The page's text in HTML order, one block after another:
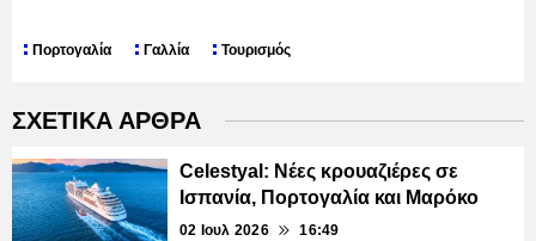
Πορτογαλία Γαλλία Τουρισμός
ΣΧΕΤΙΚΑ ΑΡΘΡΑ
Celestyal: Νέες κρουαζιέρες σε
Ισπανία, Πορτογαλία και Μαρόκο
02 Ιουλ 2026 16:49